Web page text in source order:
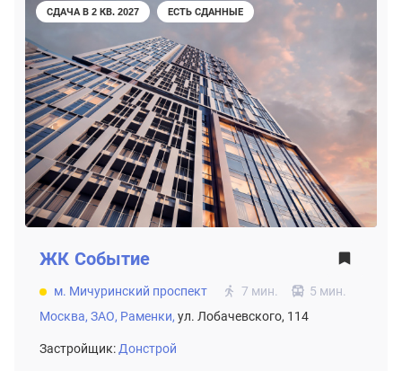
СДАЧА В 2 КВ. 2027 ЕСТЬ СДАННЫЕ
ЖК Событие
м. Мичуринский проспект 7 мин.
5 мин.
Москва, ЗАО, Раменки, ул. Лобачевского, 114
Застройщик: Донстрой